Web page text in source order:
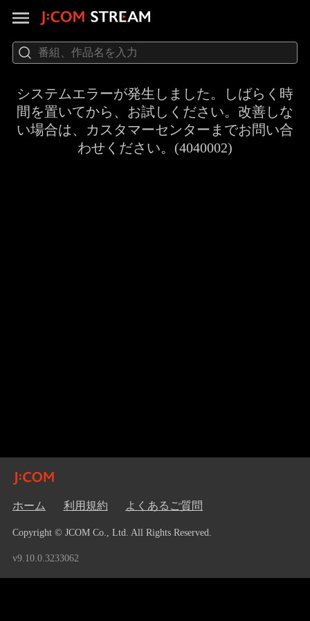
システムエラーが発生しました。しばらく時
間を置いてから、お試しください。改善しな
い場合は、カスタマーセンターまでお問い合
わせください。(4040002)
ホーム 利用規約 よくあるご質問
Copyright © JCOM Co., Ltd. All Rights Reserved.
v9.10.0.3233062